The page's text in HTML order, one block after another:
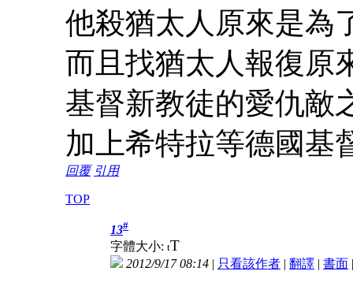
他殺猶太人原來是為
而且找猶太人報復原
基督新教徒的愛仇敵
加上希特拉等德國基
回覆 引用
TOP
13#
字體大小: tT
2012/9/17 08:14 | 只看該作者 | 翻譯 | 書面